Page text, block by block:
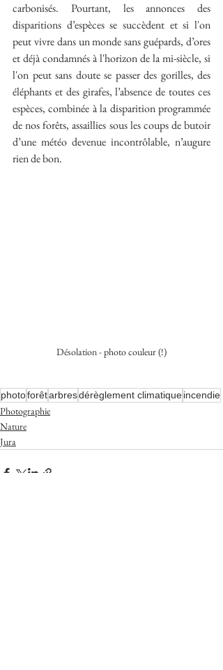
carbonisés. Pourtant, les annonces des
disparitions d’espèces se succèdent et si l'on
peut vivre dans un monde sans guépards, d’ores
et déjà condamnés à l'horizon de la mi-siècle, si
l'on peut sans doute se passer des gorilles, des
éléphants et des girafes, l’absence de toutes ces
espèces, combinée à la disparition programmée
de nos forêts, assaillies sous les coups de butoir
d’une météo devenue incontrôlable, n’augure
rien de bon.
Désolation - photo couleur (!)
photoforêtarbresdérèglement climatiqueincendie
Photographie
Nature
Jura